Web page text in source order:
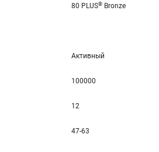
80 PLUS® Bronze
Активный
100000
12
47-63